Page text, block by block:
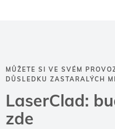
MŮŽETE SI VE SVÉM
DŮSLEDKU ZASTARALÝCH
LaserClad:
zde